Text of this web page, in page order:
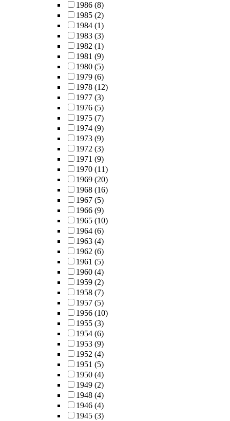
1986 (8)
1985 (2)
1984 (1)
1983 (3)
1982 (1)
1981 (9)
1980 (5)
1979 (6)
1978 (12)
1977 (3)
1976 (5)
1975 (7)
1974 (9)
1973 (9)
1972 (3)
1971 (9)
1970 (11)
1969 (20)
1968 (16)
1967 (5)
1966 (9)
1965 (10)
1964 (6)
1963 (4)
1962 (6)
1961 (5)
1960 (4)
1959 (2)
1958 (7)
1957 (5)
1956 (10)
1955 (3)
1954 (6)
1953 (9)
1952 (4)
1951 (5)
1950 (4)
1949 (2)
1948 (4)
1946 (4)
1945 (3)